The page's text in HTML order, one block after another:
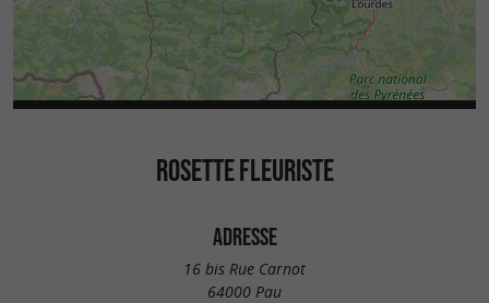
ROSETTE FLEURISTE
ADRESSE
16 bis Rue Carnot
64000 Pau